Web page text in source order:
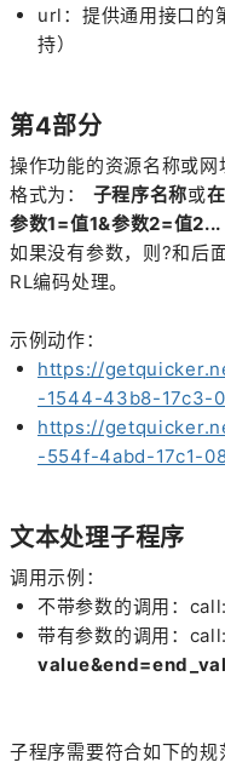
url：提供通用接口的
持）
第4部分
操作功能的资源名称或网
格式为： 子程序名称或
参数1=值1&参数2=值2...
如果没有参数，则?和后
RL编码处理。
示例动作：
https://
-1544-43b8-17c3-
https://
-554f-4abd-17c1-
文本处理子程序
调用示例：
不带参数的调用：
带有参数的调用：
子程序需要符合如下的规